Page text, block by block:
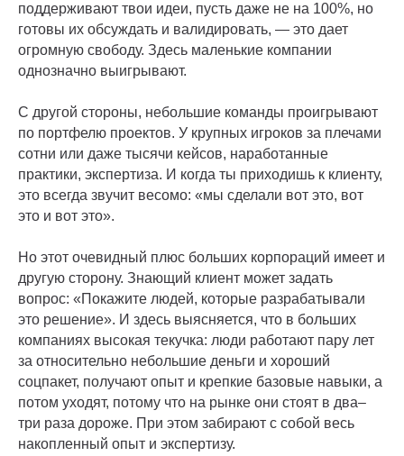
поддерживают твои идеи, пусть даже не на 100%, но
готовы их обсуждать и валидировать, — это дает
огромную свободу. Здесь маленькие компании
однозначно выигрывают.
С другой стороны, небольшие команды проигрывают
по портфелю проектов. У крупных игроков за плечами
сотни или даже тысячи кейсов, наработанные
практики, экспертиза. И когда ты приходишь к клиенту,
это всегда звучит весомо: «мы сделали вот это, вот
это и вот это».
Но этот очевидный плюс больших корпораций имеет и
другую сторону. Знающий клиент может задать
вопрос: «Покажите людей, которые разрабатывали
это решение». И здесь выясняется, что в больших
компаниях высокая текучка: люди работают пару лет
за относительно небольшие деньги и хороший
соцпакет, получают опыт и крепкие базовые навыки, а
потом уходят, потому что на рынке они стоят в два–
три раза дороже. При этом забирают с собой весь
накопленный опыт и экспертизу.